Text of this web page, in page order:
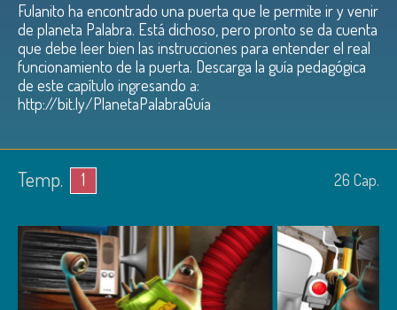
Fulanito ha encontrado una puerta que le permite ir y venir
de planeta Palabra. Está dichoso, pero pronto se da cuenta
que debe leer bien las instrucciones para entender el real
funcionamiento de la puerta. Descarga la guía pedagógica
de este capítulo ingresando a:
http://bit.ly/PlanetaPalabraGuía
Temp. 1 26 Cap.